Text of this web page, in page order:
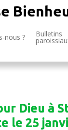
nous ? Bulletins
Dieu à
le 25